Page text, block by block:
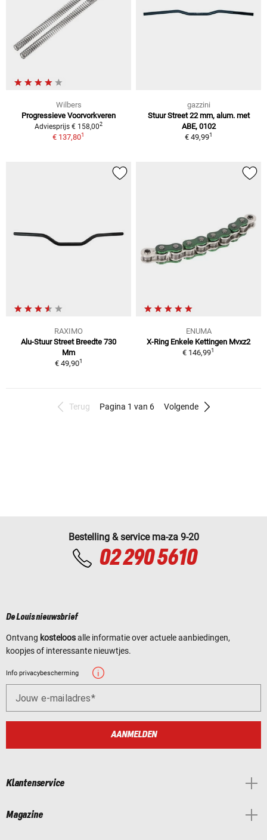
Wilbers
Progressieve Voorvorkveren
Adviesprijs € 158,002
€ 137,801
gazzini
Stuur Street 22 mm, alum. met
ABE, 0102
€ 49,991
RAXIMO
Alu-Stuur Street Breedte 730
Mm
€ 49,901
ENUMA
X-Ring Enkele Kettingen Mvxz2
€ 146,991
Terug Pagina 1 van 6 Volgende
Bestelling & service ma-za 9-20
02 290 5610
De Louis nieuwsbrief
Ontvang kosteloosalle informatie over actuele aanbiedingen,
koopjes of interessante nieuwtjes.
Info privacybescherming
Jouw e-mailadres
AANMELDEN
Klantenservice
Magazine